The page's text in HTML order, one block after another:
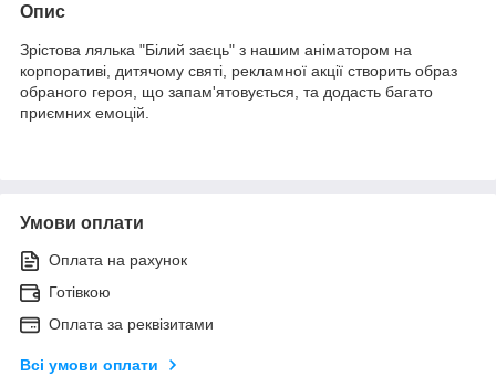
Опис
Зрістова лялька "Білий заєць" з нашим аніматором на
корпоративі, дитячому святі, рекламної акції створить образ
обраного героя, що запам'ятовується, та додасть багато
приємних емоцій.
Умови оплати
Оплата на рахунок
Готівкою
Оплата за реквізитами
Всі умови оплати